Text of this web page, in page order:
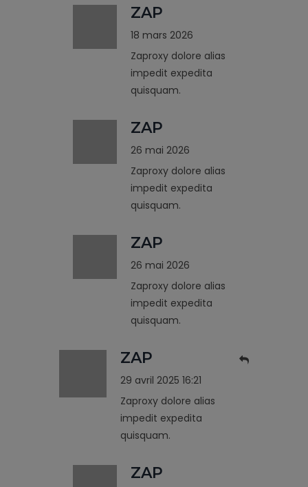
ZAP
18 mars 2026
Zaproxy dolore alias
impedit expedita
quisquam.
ZAP
26 mai 2026
Zaproxy dolore alias
impedit expedita
quisquam.
ZAP
26 mai 2026
Zaproxy dolore alias
impedit expedita
quisquam.
ZAP
29 avril 2025 16:21
Zaproxy dolore alias
impedit expedita
quisquam.
ZAP